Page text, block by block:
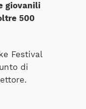
giovanili
500
Festival
di